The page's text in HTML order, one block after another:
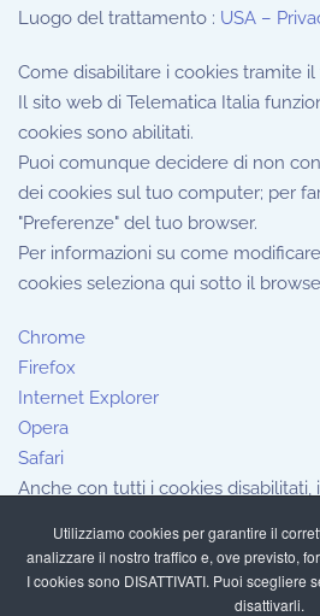
Utilizziamo cookies per garantire il
analizzare il nostro traffico e, ove previsto,
I cookies sono DISATTIVATI. Puoi scegliere
disattivarli.
Luogo del trattamento : USA –
Come disabilitare i cookies tramite
Il sito web di Telematica Italia
cookies sono abilitati.
Puoi comunque decidere di non
dei cookies sul tuo computer; per
"Preferenze" del tuo browser.
Per informazioni su come
cookies seleziona qui sotto il
Chrome
Firefox
Internet Explorer
Opera
Safari
Anche con tutti i cookies disabilitati,
informazioni, necessarie per le